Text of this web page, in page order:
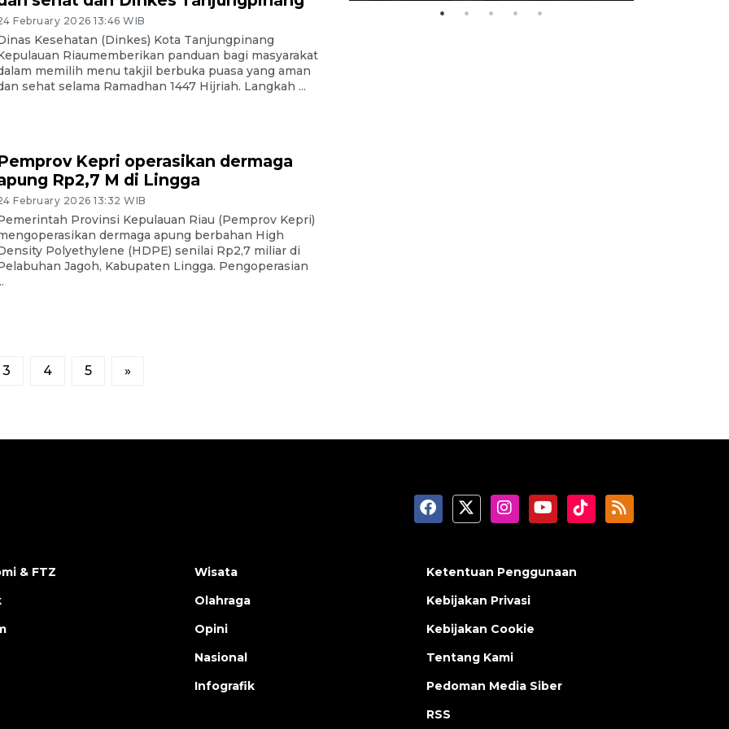
February 2026 13:46 WIB
Kesehatan (Dinkes) Kota Tanjungpinang
Riaumemberikan panduan bagi masyarakat
memilih menu takjil berbuka puasa yang aman
sehat selama Ramadhan 1447 Hijriah. Langkah ...
Kepri operasikan dermaga
Rp2,7 M di Lingga
February 2026 13:32 WIB
Provinsi Kepulauan Riau (Pemprov Kepri)
dermaga apung berbahan High
Polyethylene (HDPE) senilai Rp2,7 miliar di
Jagoh, Kabupaten Lingga. Pengoperasian
3 4 5 »
& FTZ
Wisata
Olahraga
Opini
Nasional
Infografik
Ketentuan Penggunaan
Kebijakan Privasi
Kebijakan Cookie
Tentang Kami
Pedoman Media Siber
RSS